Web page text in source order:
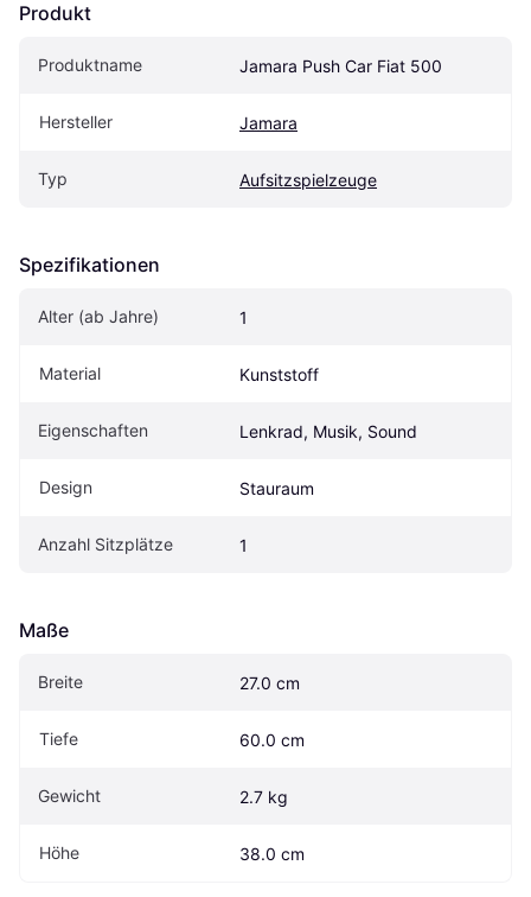
Produkt
Produktname Jamara Push Car Fiat 500
Hersteller Jamara
Typ Aufsitzspielzeuge
Spezifikationen
Alter (ab Jahre) 1
Material Kunststoff
Eigenschaften Lenkrad, Musik, Sound
Design Stauraum
Anzahl Sitzplätze 1
Maße
Breite 27.0 cm
Tiefe 60.0 cm
Gewicht 2.7 kg
Höhe 38.0 cm